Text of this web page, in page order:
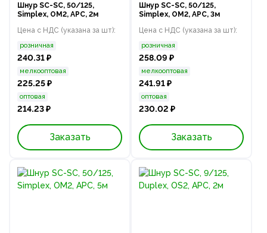
Шнур SC-SC, 50/125,
Simplex, OM2, APC, 2м
Цена с НДС (указана за шт):
розничная
240.31 ₽
мелкооптовая
225.25 ₽
оптовая
214.23 ₽
Заказать
Шнур SC-SC, 50/125,
Simplex, OM2, APC, 3м
Цена с НДС (указана за шт):
розничная
258.09 ₽
мелкооптовая
241.91 ₽
оптовая
230.02 ₽
Заказать